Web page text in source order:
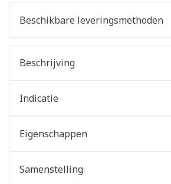
Beschikbare leveringsmethoden
Beschrijving
Indicatie
Eigenschappen
Samenstelling